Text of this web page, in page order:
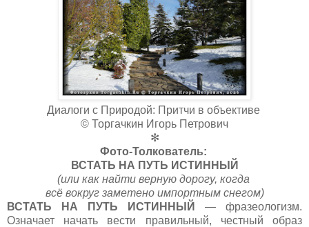
Диалоги с Природой: Притчи в объективе
© Торгачкин Игорь Петрович
✻
Фото-Толкователь:
ВСТАТЬ НА ПУТЬ ИСТИННЫЙ
(или как найти верную дорогу, когда
всё вокруг заметено импортным снегом)
ВСТАТЬ НА ПУТЬ ИСТИННЫЙ
— фразеологизм.
Означает начать вести правильный, честный образ